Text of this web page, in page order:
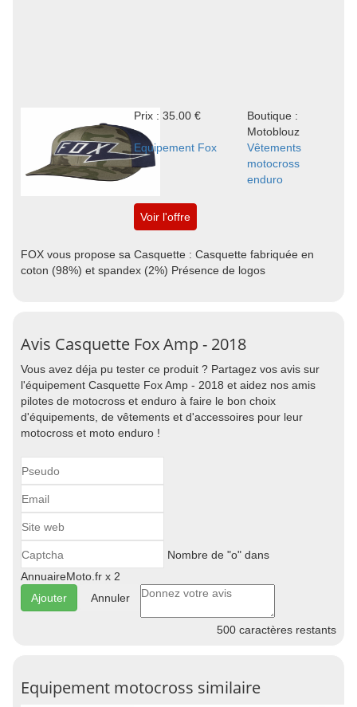
Prix : 35.00 €
Boutique :
Motoblouz
Equipement Fox
Vêtements
motocross
enduro
Voir l'offre
FOX vous propose sa Casquette : Casquette fabriquée en
coton (98%) et spandex (2%) Présence de logos
Avis Casquette Fox Amp - 2018
Vous avez déja pu tester ce produit ? Partagez vos avis sur
l'équipement Casquette Fox Amp - 2018 et aidez nos amis
pilotes de motocross et enduro à faire le bon choix
d'équipements, de vêtements et d'accessoires pour leur
motocross et moto enduro !
Nombre de "o" dans
AnnuaireMoto.fr x 2
Annuler
500 caractères restants
Equipement motocross similaire